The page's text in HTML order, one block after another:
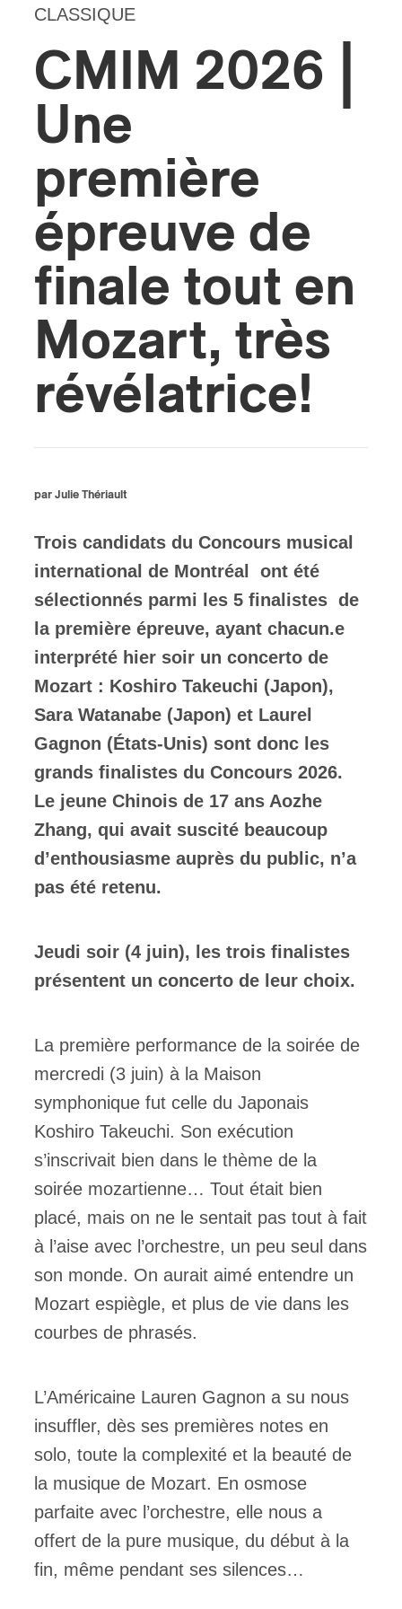
CLASSIQUE
CMIM 2026 |
Une
première
épreuve de
finale tout en
Mozart, très
révélatrice!
par Julie Thériault
Trois candidats du Concours musical
international de Montréal ont été
sélectionnés parmi les 5 finalistes de
la première épreuve, ayant chacun.e
interprété hier soir un concerto de
Mozart : Koshiro Takeuchi (Japon),
Sara Watanabe (Japon) et Laurel
Gagnon (États-Unis) sont donc les
grands finalistes du Concours 2026.
Le jeune Chinois de 17 ans Aozhe
Zhang, qui avait suscité beaucoup
d’enthousiasme auprès du public, n’a
pas été retenu.
Jeudi soir (4 juin), les trois finalistes
présentent un concerto de leur choix.
La première performance de la soirée de
mercredi (3 juin) à la Maison
symphonique fut celle du Japonais
Koshiro Takeuchi. Son exécution
s’inscrivait bien dans le thème de la
soirée mozartienne… Tout était bien
placé, mais on ne le sentait pas tout à fait
à l’aise avec l’orchestre, un peu seul dans
son monde. On aurait aimé entendre un
Mozart espiègle, et plus de vie dans les
courbes de phrasés.
L’Américaine Lauren Gagnon a su nous
insuffler, dès ses premières notes en
solo, toute la complexité et la beauté de
la musique de Mozart. En osmose
parfaite avec l’orchestre, elle nous a
offert de la pure musique, du début à la
fin, même pendant ses silences…